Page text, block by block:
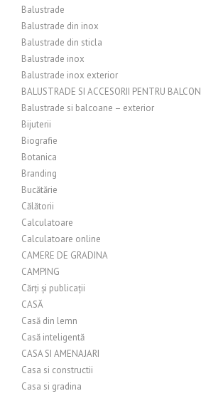
Balustrade
Balustrade din inox
Balustrade din sticla
Balustrade inox
Balustrade inox exterior
BALUSTRADE SI ACCESORII PENTRU BALCON
Balustrade si balcoane – exterior
Bijuterii
Biografie
Botanica
Branding
Bucătărie
Călătorii
Calculatoare
Calculatoare online
CAMERE DE GRADINA
CAMPING
Cărți și publicații
CASĂ
Casă din lemn
Casă inteligentă
CASA SI AMENAJARI
Casa si constructii
Casa si gradina